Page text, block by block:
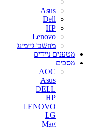
Asus
Dell
HP
Lenovo
מחשבי גיימינג
מטענים ניידים
מסכים
AOC
Asus
DELL
HP
LENOVO
LG
Mag